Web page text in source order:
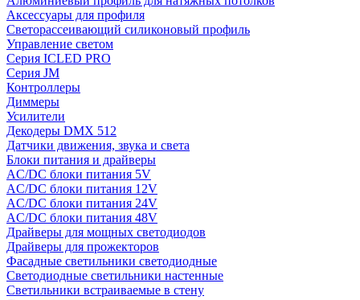
Аксессуары для профиля
Светорассеивающий силиконовый профиль
Управление светом
Серия ICLED PRO
Серия JM
Контроллеры
Диммеры
Усилители
Декодеры DMX 512
Датчики движения, звука и света
Блоки питания и драйверы
AC/DC блоки питания 5V
AC/DC блоки питания 12V
AC/DC блоки питания 24V
AC/DC блоки питания 48V
Драйверы для мощных светодиодов
Драйверы для прожекторов
Фасадные светильники светодиодные
Светодиодные светильники настенные
Светильники встраиваемые в стену